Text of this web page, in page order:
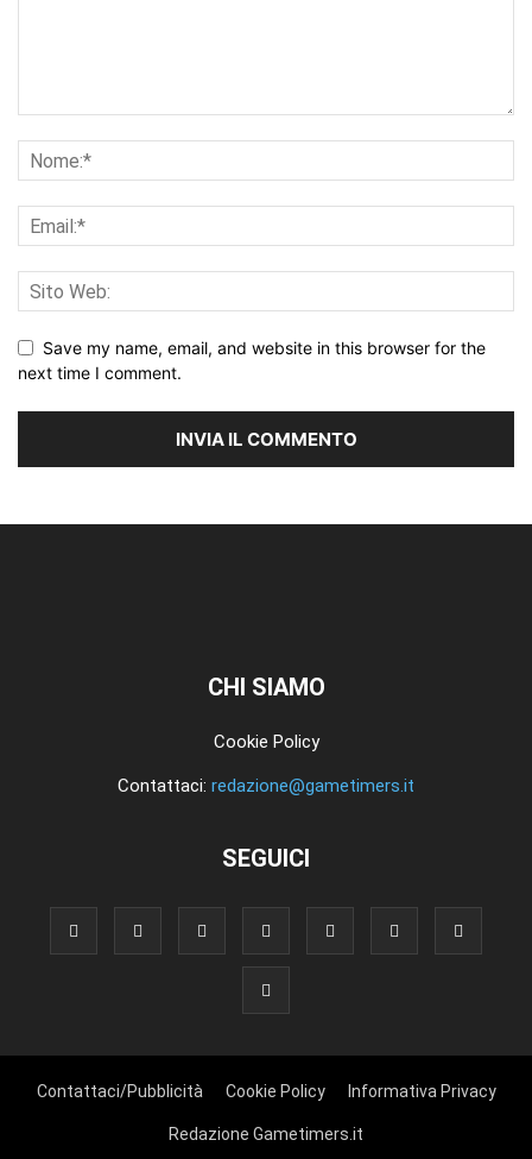
Save my name, email, and website in this browser for the
next time I comment.
CHI SIAMO
Cookie Policy
Contattaci: redazione@gametimers.it
SEGUICI
Contattaci/Pubblicità Cookie Policy Informativa Privacy
Redazione Gametimers.it